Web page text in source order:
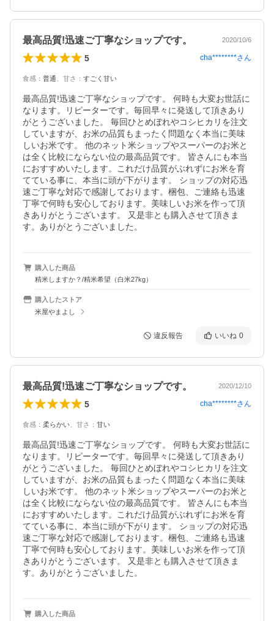
最高品質!迅速ご丁寧なショップです。 2020/10/6
5 cha********さん
食感 ： 普通 甘さ ： すごく甘い
最高品質!迅速ご丁寧なショップです。 何時も大変お世話に
なります。リピーターです。毎回早々に発送して頂きあり
がとうございました。 毎回ひとめぼれやコシヒカリを注文
していますが、お米の品質もまったく問題なく本当に美味
しいお米です。 他のネット米ショップやスーパーのお米と
は全く比較にならない位の最高品質です。 皆さんにも本当
におすすめいたします。これだけ品質がぶれずにお米を育
てている事に、本当に頭が下がります。 ショップの対応迅
速ご丁寧な対応で感謝しております。梱包、ご連絡も迅速
丁寧で何時も安心しております。美味しいお米を作って頂
きありがとうございます。 又是非とも購入させて頂きま
す。ありがとうございました。
購入した商品
精米しますか？/精米希望（白米27kg）
購入したストア
米屋やまよし
違反報告 いいね 0
最高品質!迅速ご丁寧なショップです。 2020/12/10
5 cha********さん
食感 ： 柔らかい 甘さ ： 甘い
最高品質!迅速ご丁寧なショップです。 何時も大変お世話に
なります。リピーターです。毎回早々に発送して頂きあり
がとうございました。 毎回ひとめぼれやコシヒカリを注文
していますが、お米の品質もまったく問題なく本当に美味
しいお米です。 他のネット米ショップやスーパーのお米と
は全く比較にならない位の最高品質です。 皆さんにも本当
におすすめいたします。これだけ品質がぶれずにお米を育
てている事に、本当に頭が下がります。 ショップの対応迅
速ご丁寧な対応で感謝しております。梱包、ご連絡も迅速
丁寧で何時も安心しております。美味しいお米を作って頂
きありがとうございます。 又是非とも購入させて頂きま
す。ありがとうございました。
購入した商品